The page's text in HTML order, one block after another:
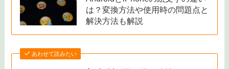
は？変換方法や使用時の問題点と
解決方法も解説
あわせて読みたい